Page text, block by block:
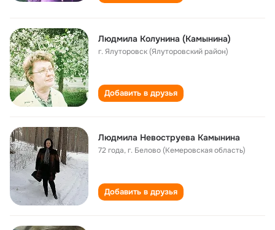
Людмила Колунина (Камынина)
г. Ялуторовск (Ялуторовский район)
Добавить в друзья
Людмила Невоструева Камынина
72 года,г. Белово (Кемеровская область)
Добавить в друзья